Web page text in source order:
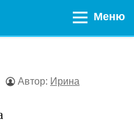
Меню
Автор: Ирина